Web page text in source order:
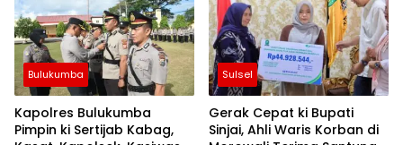
Bulukumba
Kapolres Bulukumba
Pimpin ki Sertijab Kabag,
Sulsel
Gerak Cepat ki Bupati
Sinjai, Ahli Waris Korban di